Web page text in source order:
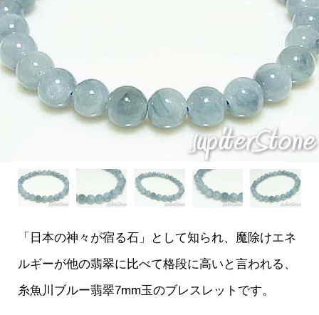
「日本の神々が宿る石」として知られ、魔除けエネ
ルギーが他の翡翠に比べて格段に高いと言われる、
糸魚川ブルー翡翠7mm玉のブレスレットです。